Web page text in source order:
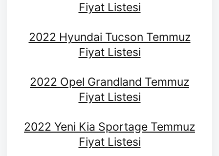
Fiyat Listesi
2022 Hyundai Tucson Temmuz
Fiyat Listesi
2022 Opel Grandland Temmuz
Fiyat Listesi
2022 Yeni Kia Sportage Temmuz
Fiyat Listesi